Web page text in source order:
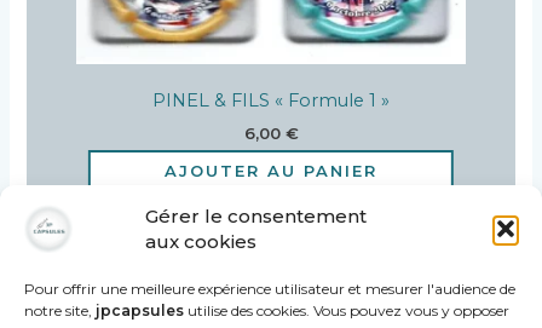
Gérer le consentement
aux cookies
Pour offrir une meilleure expérience utilisateur et mesurer l'audience de
notre site, jpcapsules utilise des cookies. Vous pouvez vous y opposer
PINEL & FILS « Formule 1 »
6,00 €
AJOUTER AU PANIER